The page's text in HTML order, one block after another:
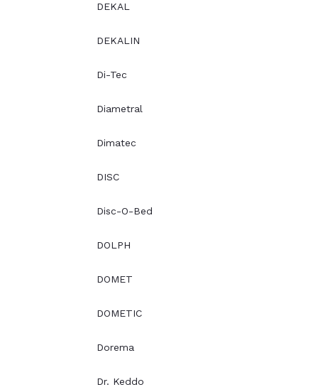
DEKAL
DEKALIN
Di-Tec
Diametral
Dimatec
DISC
Disc-O-Bed
DOLPH
DOMET
DOMETIC
Dorema
Dr. Keddo